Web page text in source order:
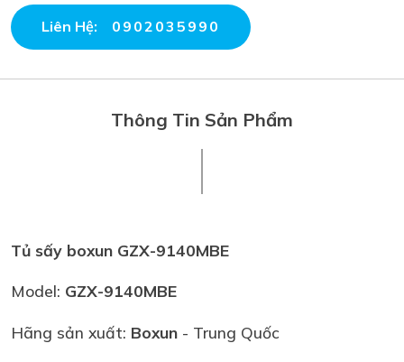
Liên Hệ: 0902035990
Thông Tin Sản Phẩm
Tủ sấy boxun GZX-9140MBE
Model: GZX-9140MBE
Hãng sản xuất: Boxun - Trung Quốc